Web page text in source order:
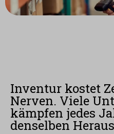
Inventur kostet
Nerven. Viele
kämpfen jedes
denselben